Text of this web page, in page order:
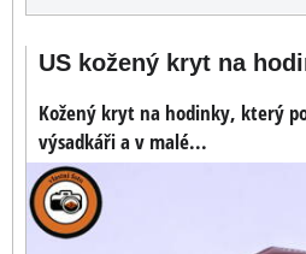
US kožený kryt na
Kožený kryt na hodinky, který
výsadkáři a v malé...